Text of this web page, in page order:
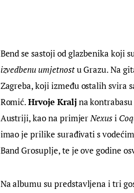
Bend se sastoji od glazbenika koji
izvedbenu umjetnost u Grazu. Na
Zagreba, koji između ostalih svira
Romić. Hrvoje Kralj na
Austriji, kao na primjer Nexus i
imao je prilike surađivati s
Band Grosuplje, te je ove godine
Na albumu su predstavljena i tri